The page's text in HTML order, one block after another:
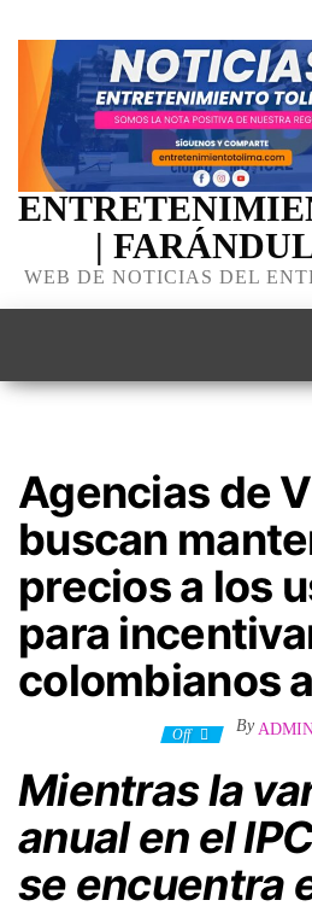
|
WEB DE NOTICIAS DEL
Agencias de
buscan
precios a los
para
colombianos
Off By
Mientras la
anual en el
se encuentra